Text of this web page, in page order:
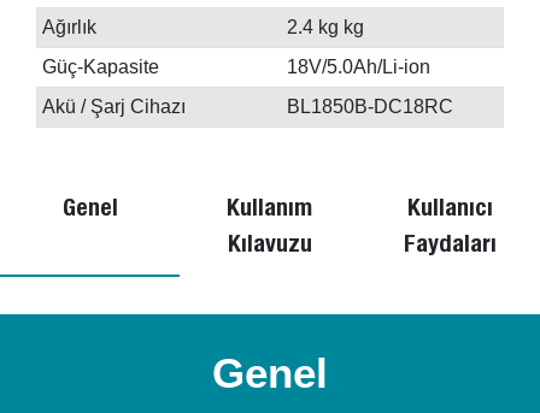
Ağırlık
2.4 kg kg
Güç-Kapasite
18V/5.0Ah/Li-ion
Akü / Şarj Cihazı
BL1850B-DC18RC
Genel
Kullanım
Kılavuzu
Kullanıcı
Faydaları
Genel